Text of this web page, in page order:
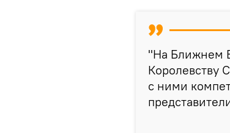
"На Ближнем
Королевству
с ними